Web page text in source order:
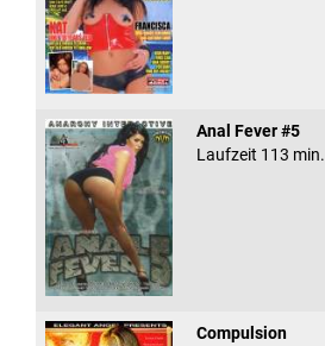
Anal Fever #5
Laufzeit 113 min.
Compulsion